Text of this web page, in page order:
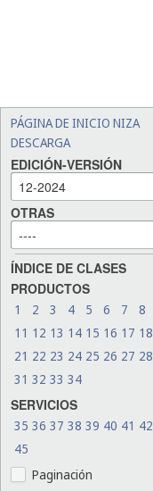
PÁGINA DE INICIO NIZA
DESCARGA
EDICIÓN-VERSIÓN
OTRAS
ÍNDICE DE CLASES
PRODUCTOS
1 2 3 4 5 6 7 8
11 12 13 14 15 16 17 18
21 22 23 24 25 26 27 28
31 32 33 34
SERVICIOS
35 36 37 38 39 40 41 42
45
Paginación